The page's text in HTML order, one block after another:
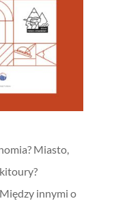
Miasto,
innymi o